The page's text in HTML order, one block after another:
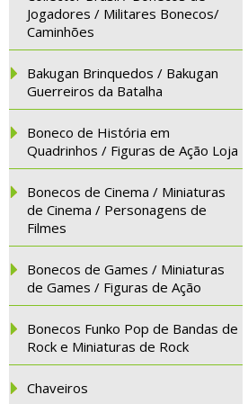
Jogadores / Militares Bonecos/
Caminhões
Bakugan Brinquedos / Bakugan
Guerreiros da Batalha
Boneco de História em
Quadrinhos / Figuras de Ação Loja
Bonecos de Cinema / Miniaturas
de Cinema / Personagens de
Filmes
Bonecos de Games / Miniaturas
de Games / Figuras de Ação
Bonecos Funko Pop de Bandas de
Rock e Miniaturas de Rock
Chaveiros